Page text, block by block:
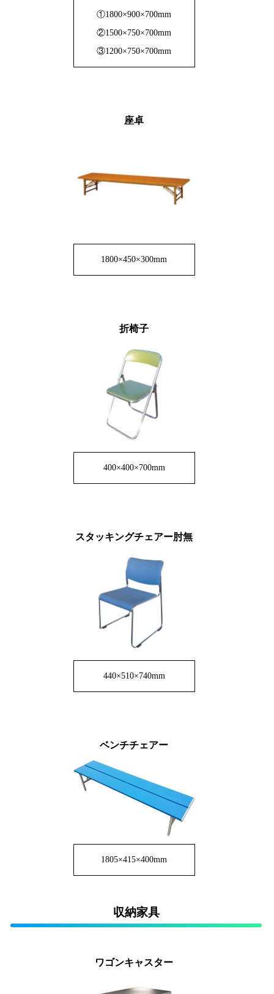
①1800×900×700mm
②1500×750×700mm
③1200×750×700mm
座卓
1800×450×300mm
折椅子
400×400×700mm
スタッキングチェアー肘無
440×510×740mm
ベンチチェアー
1805×415×400mm
収納家具
ワゴンキャスター